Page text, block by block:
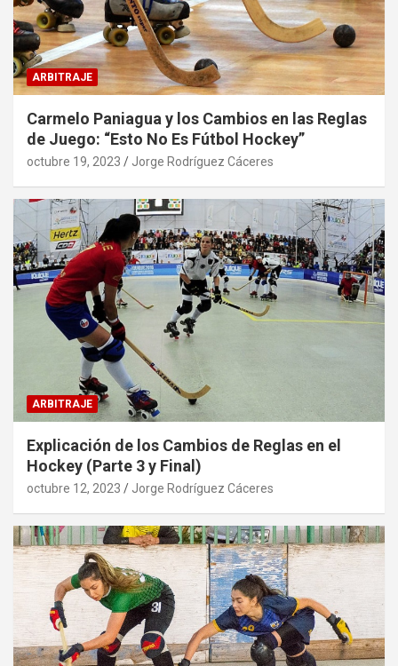
ARBITRAJE
Carmelo Paniagua y los Cambios en las Reglas
de Juego: “Esto No Es Fútbol Hockey”
octubre 19, 2023 Jorge Rodríguez Cáceres
ARBITRAJE
Explicación de los Cambios de Reglas en el
Hockey (Parte 3 y Final)
octubre 12, 2023 Jorge Rodríguez Cáceres